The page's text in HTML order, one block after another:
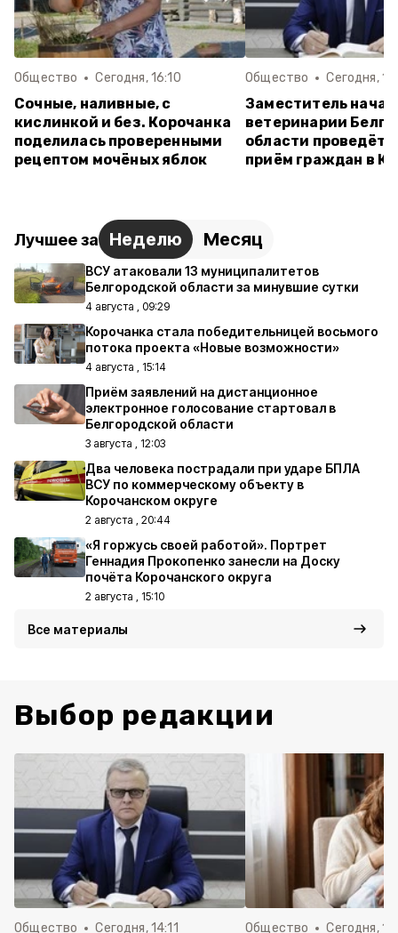
Общество Сегодня, 16:10
Сочные, наливные, с
кислинкой и без. Корочанка
поделилась проверенными
рецептом мочёных яблок
Общество Сегодня,
Заместитель
ветеринарии
области проведёт
приём граждан в
Лучшее за Неделю Месяц
ВСУ атаковали 13 муниципалитетов
Белгородской области за минувшие сутки
4 августа , 09:29
Корочанка стала победительницей восьмого
потока проекта «Новые возможности»
4 августа , 15:14
Приём заявлений на дистанционное
электронное голосование стартовал в
Белгородской области
3 августа , 12:03
Два человека пострадали при ударе БПЛА
ВСУ по коммерческому объекту в
Корочанском округе
2 августа , 20:44
«Я горжусь своей работой». Портрет
Геннадия Прокопенко занесли на Доску
почёта Корочанского округа
2 августа , 15:10
Все материалы
Выбор редакции
Общество Сегодня, 14:11 Общество Сегодня,